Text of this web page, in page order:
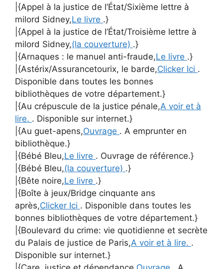
|{Appel à la justice de l’État/Sixième lettre à
milord Sidney,Le livre .}
|{Appel à la justice de l’État/Troisième lettre à
milord Sidney,(la couverture) .}
|{Arnaques : le manuel anti-fraude,Le livre .}
|{Astérix/Assurancetourix, le barde,Clicker Ici .
Disponible dans toutes les bonnes
bibliothèques de votre département.}
|{Au crépuscule de la justice pénale,A voir et à
lire. . Disponible sur internet.}
|{Au guet-apens,Ouvrage . A emprunter en
bibliothèque.}
|{Bébé Bleu,Le livre . Ouvrage de référence.}
|{Bébé Bleu,(la couverture) .}
|{Bête noire,Le livre .}
|{Boîte à jeux/Bridge cinquante ans
après,Clicker Ici . Disponible dans toutes les
bonnes bibliothèques de votre département.}
|{Boulevard du crime: vie quotidienne et secrète
du Palais de justice de Paris,A voir et à lire. .
Disponible sur internet.}